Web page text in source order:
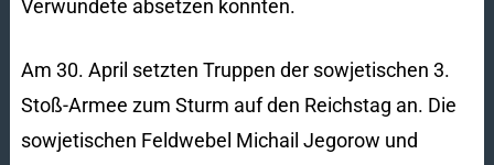
Verwundete absetzen konnten.
Am 30. April setzten Truppen der sowjetischen 3.
Stoß-Armee zum Sturm auf den Reichstag an. Die
sowjetischen Feldwebel Michail Jegorow und